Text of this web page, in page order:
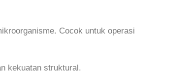
Cocok untuk operasi
kekuatan struktural.